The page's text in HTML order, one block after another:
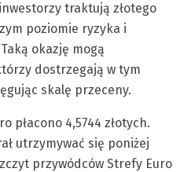
traktują złotego
poziomie ryzyka i
okazję mogą
dostrzegają w tym
skalę przeceny.
płacono 4,5744 złotych.
utrzymywać się poniżej
przywódców Strefy Euro